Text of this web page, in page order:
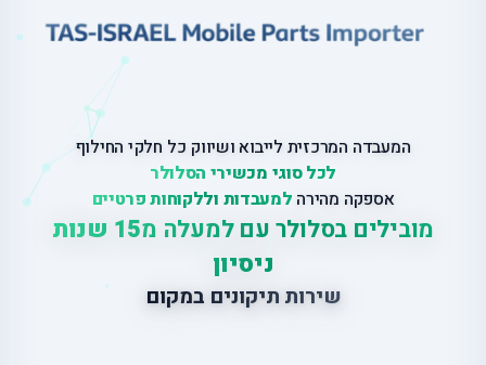
המעבדה המרכזית לייבוא ושיווק כל חלקי החילוף
לכל סוגי מכשירי הסלולר
אספקה מהירה למעבדות וללקוחות פרטיים
מובילים בסלולר עם למעלה מ
15 שנות
ניסיון
שירות תיקונים במקום